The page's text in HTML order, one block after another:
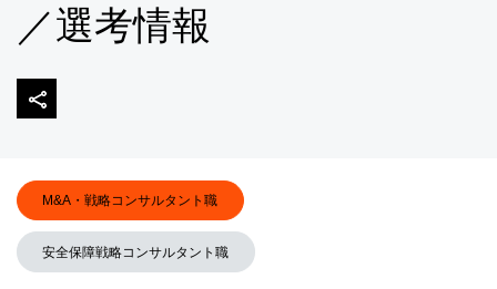
／選考情報
M&A・戦略コンサルタント職
安全保障戦略コンサルタント職